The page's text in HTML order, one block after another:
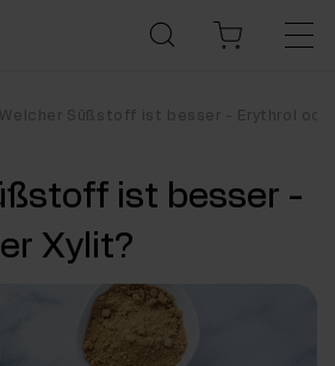
Welcher Süßstoff ist besser - Erythrol
ist besser -
Xylit?